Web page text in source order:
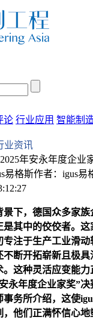
论 行业应用 智能制
业资讯
年安永年度企业
易格斯作者：igus易
景下，德国众多家
是其中的佼佼者。
专注于生产工业滑
断开拓崭新且极具
这种灵活应变能力
永年度企业家奖”
务所介绍，这使
他们正满怀信心地